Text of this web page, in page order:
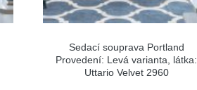
Sedací souprava Portland
Provedení: Levá varianta, látka:
Uttario Velvet 2960